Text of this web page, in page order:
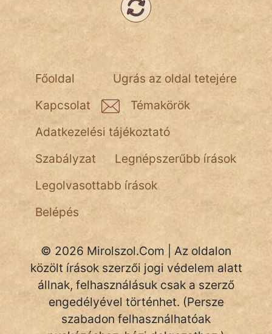
pszichopati
szegény legény
szemfüles
Ugrás az oldal tetejére
Főoldal
Kapcsolat
Témakörök
Adatkezelési tájékoztató
Szabályzat
Legnépszerűbb írások
Legolvasottabb írások
Belépés
© 2026 Mirolszol.Com | Az oldalon
közölt írások szerzői jogi védelem alatt
állnak, felhasználásuk csak a szerző
engedélyével történhet. (Persze
szabadon felhasználhatóak